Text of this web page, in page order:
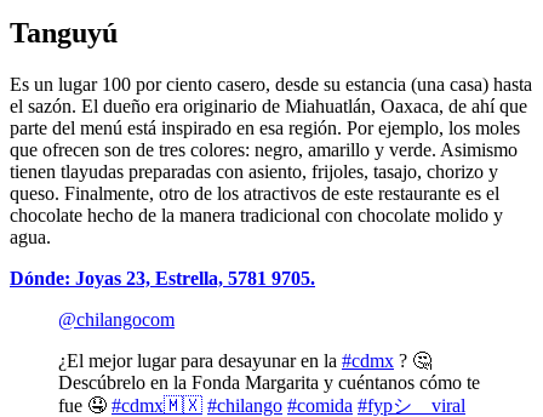
Tanguyú
Es un lugar 100 por ciento casero, desde su estancia (una casa) hasta
el sazón. El dueño era originario de Miahuatlán, Oaxaca, de ahí que
parte del menú está inspirado en esa región. Por ejemplo, los moles
que ofrecen son de tres colores: negro, amarillo y verde. Asimismo
tienen tlayudas preparadas con asiento, frijoles, tasajo, chorizo y
queso. Finalmente, otro de los atractivos de este restaurante es el
chocolate hecho de la manera tradicional con chocolate molido y
agua.
Dónde: Joyas 23, Estrella, 5781 9705.
@chilangocom
¿El mejor lugar para desayunar en la #cdmx ? 🤔
Descúbrelo en la Fonda Margarita y cuéntanos cómo te
fue 🤤 #cdmx🇲🇽 #chilango #comida #fypシ゚viral